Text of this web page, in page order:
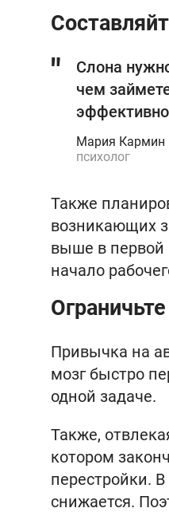
Слона
чем
Мария Кармин
психолог
Также
возникающих
выше в первой
начало
Привычка на
мозг быстро
одной задаче.
Также,
котором
перестройки.
снижается.